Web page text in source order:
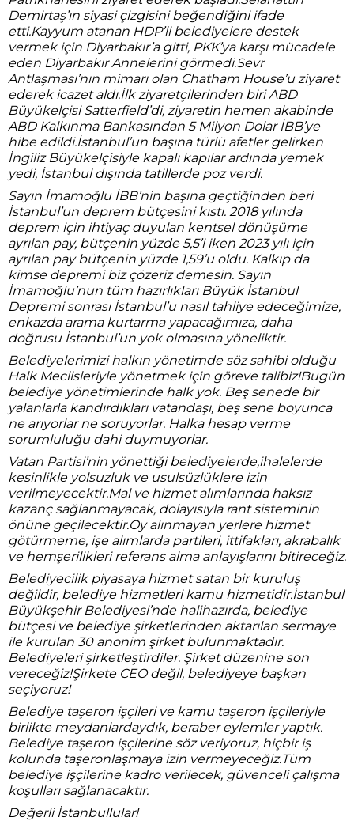
Demirtaş’ın siyasi çizgisini beğendiğini ifade
etti.Kayyum atanan HDP’li belediyelere destek
vermek için Diyarbakır’a gitti, PKK’ya karşı mücadele
eden Diyarbakır Annelerini görmedi.Sevr
Antlaşması’nın mimarı olan Chatham House’u ziyaret
ederek icazet aldı.İlk ziyaretçilerinden biri ABD
Büyükelçisi Satterfield’di, ziyaretin hemen akabinde
ABD Kalkınma Bankasından 5 Milyon Dolar İBB’ye
hibe edildi.İstanbul’un başına türlü afetler gelirken
İngiliz Büyükelçisiyle kapalı kapılar ardında yemek
yedi, İstanbul dışında tatillerde poz verdi.
Sayın İmamoğlu İBB’nin başına geçtiğinden beri
İstanbul’un deprem bütçesini kıstı. 2018 yılında
deprem için ihtiyaç duyulan kentsel dönüşüme
ayrılan pay, bütçenin yüzde 5,5’i iken 2023 yılı için
ayrılan pay bütçenin yüzde 1,59’u oldu. Kalkıp da
kimse depremi biz çözeriz demesin. Sayın
İmamoğlu’nun tüm hazırlıkları Büyük İstanbul
Depremi sonrası İstanbul’u nasıl tahliye edeceğimize,
enkazda arama kurtarma yapacağımıza, daha
doğrusu İstanbul’un yok olmasına yöneliktir.
Belediyelerimizi halkın yönetimde söz sahibi olduğu
Halk Meclisleriyle yönetmek için göreve talibiz!Bugün
belediye yönetimlerinde halk yok. Beş senede bir
yalanlarla kandırdıkları vatandaşı, beş sene boyunca
ne arıyorlar ne soruyorlar. Halka hesap verme
sorumluluğu dahi duymuyorlar.
Vatan Partisi’nin yönettiği belediyelerde,ihalelerde
kesinlikle yolsuzluk ve usulsüzlüklere izin
verilmeyecektir.Mal ve hizmet alımlarında haksız
kazanç sağlanmayacak, dolayısıyla rant sisteminin
önüne geçilecektir.Oy alınmayan yerlere hizmet
götürmeme, işe alımlarda partileri, ittifakları, akrabalık
ve hemşerilikleri referans alma anlayışlarını bitireceğiz.
Belediyecilik piyasaya hizmet satan bir kuruluş
değildir, belediye hizmetleri kamu hizmetidir.İstanbul
Büyükşehir Belediyesi’nde halihazırda, belediye
bütçesi ve belediye şirketlerinden aktarılan sermaye
ile kurulan 30 anonim şirket bulunmaktadır.
Belediyeleri şirketleştirdiler. Şirket düzenine son
vereceğiz!Şirkete CEO değil, belediyeye başkan
seçiyoruz!
Belediye taşeron işçileri ve kamu taşeron işçileriyle
birlikte meydanlardaydık, beraber eylemler yaptık.
Belediye taşeron işçilerine söz veriyoruz, hiçbir iş
kolunda taşeronlaşmaya izin vermeyeceğiz.Tüm
belediye işçilerine kadro verilecek, güvenceli çalışma
koşulları sağlanacaktır.
Değerli İstanbullular!